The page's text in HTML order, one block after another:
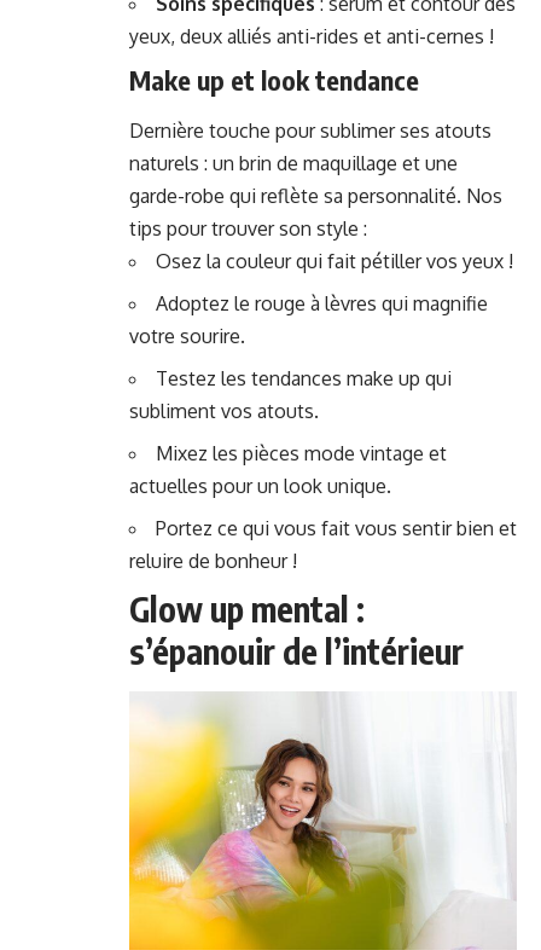
yeux, deux alliés anti-rides et anti-cernes !
Make up et look tendance
Dernière touche pour sublimer ses atouts
naturels : un brin de maquillage et une
garde-robe qui reflète sa personnalité. Nos
tips pour trouver son style :
Osez la couleur qui fait pétiller vos yeux !
Adoptez le rouge à lèvres qui magnifie
votre sourire.
Testez les tendances make up qui
subliment vos atouts.
Mixez les pièces mode vintage et
actuelles pour un look unique.
Portez ce qui vous fait vous sentir bien et
reluire de bonheur !
Glow up mental :
s’épanouir de l’intérieur